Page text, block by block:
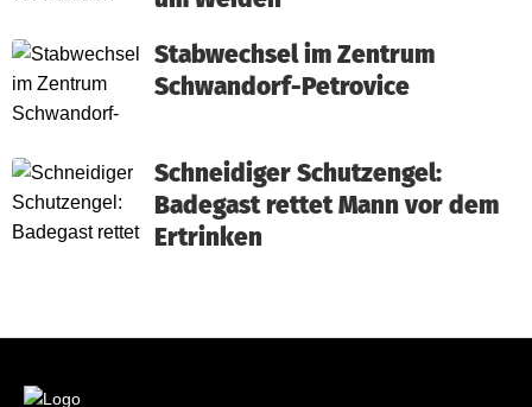
Stabwechsel im Zentrum
Schwandorf-Petrovice
Schneidiger Schutzengel:
Badegast rettet Mann vor dem
Ertrinken